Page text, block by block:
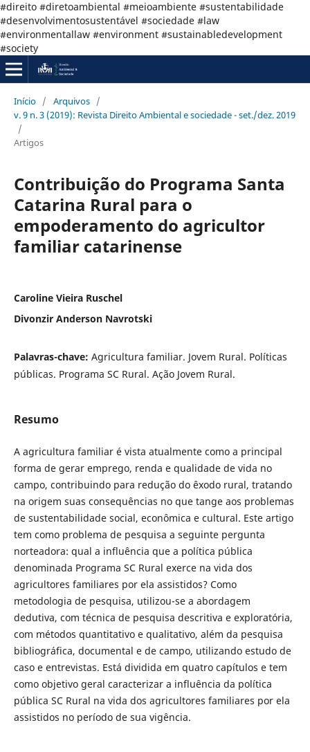
#direito #diretoambiental #meioambiente #sustentabilidade
#desenvolvimentosustentável #sociedade #law
#environmentallaw #environment #sustainabledevelopment
#society
Início / Arquivos /
v. 9 n. 3 (2019): Revista Direito Ambiental e sociedade - set./dez. 2019
/
Artigos
Contribuição do Programa Santa
Catarina Rural para o
empoderamento do agricultor
familiar catarinense
Caroline Vieira Ruschel
Divonzir Anderson Navrotski
Palavras-chave: Agricultura familiar. Jovem Rural. Políticas
públicas. Programa SC Rural. Ação Jovem Rural.
Resumo
A agricultura familiar é vista atualmente como a principal
forma de gerar emprego, renda e qualidade de vida no
campo, contribuindo para redução do êxodo rural, tratando
na origem suas consequências no que tange aos problemas
de sustentabilidade social, econômica e cultural. Este artigo
tem como problema de pesquisa a seguinte pergunta
norteadora: qual a influência que a política pública
denominada Programa SC Rural exerce na vida dos
agricultores familiares por ela assistidos? Como
metodologia de pesquisa, utilizou-se a abordagem
dedutiva, com técnica de pesquisa descritiva e exploratória,
com métodos quantitativo e qualitativo, além da pesquisa
bibliográfica, documental e de campo, utilizando estudo de
caso e entrevistas. Está dividida em quatro capítulos e tem
como objetivo geral caracterizar a influência da política
pública SC Rural na vida dos agricultores familiares por ela
assistidos no período de sua vigência.